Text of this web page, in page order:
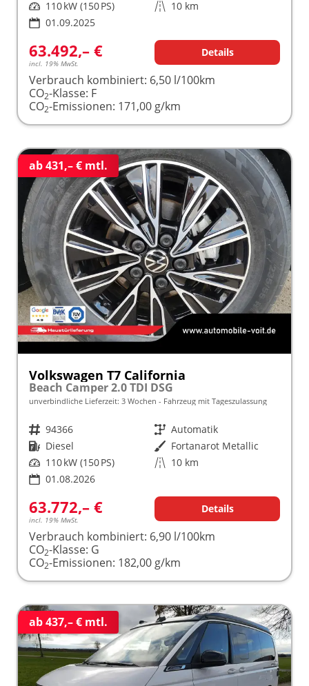
Leistung 110 kW (150 PS) Kilometerstand 10 km
01.09.2025
63.492,– €
incl. 19% MwSt.
Details
Verbrauch kombiniert: 6,50 l/100km
CO2-Klasse: F
CO2-Emissionen: 171,00 g/km
ab 431,– € mtl.
Volkswagen T7 California
Beach Camper 2.0 TDI DSG
unverbindliche Lieferzeit: 3 Wochen Fahrzeug mit Tageszulassung
Fahrzeugnr. 94366 Getriebe Automatik
Kraftstoff Diesel Außenfarbe Fortanarot Metallic
Leistung 110 kW (150 PS) Kilometerstand 10 km
01.08.2026
63.772,– €
incl. 19% MwSt.
Details
Verbrauch kombiniert: 6,90 l/100km
CO2-Klasse: G
CO2-Emissionen: 182,00 g/km
ab 437,– € mtl.